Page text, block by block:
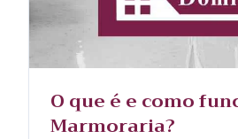
O que é e como
Marmoraria?